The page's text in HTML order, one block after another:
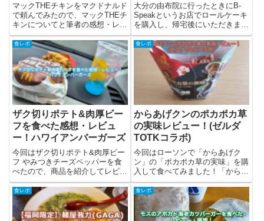
マックTHEチキンをマクドナルド
で頼んでみたので、マックTHEチ
キンについてと筆者の感想・レビ
ューを書きました。マックTHEチ
キンって？マックTHEチキンは
11月1日(水)から期間限定で、マ
クドナルドで販売されているサク
サクのフライドチキン...
大分の由布院に行ったときにB-
Speakというお店でロールケーキ
を購入し、帰宅後にいただきまし
た！このロールケーキは「Pロー
ル」という名前とのこと、Pロー
ルのレビュー(感想)や関連情報に
ついて書いています。B-speakと
は？B-speak...
食レポ
ザク切りポテト&肉厚ビー
フを食べた感想・レビュ
ー！ハワイアンバーガーズ
今回はザク切りポテト&肉厚ビー
フ やみつきチーズペッパーを食
べたので、商品を紹介してレビュ
ーと感想を書きました。マックフ
ィズブルーハワイも一緒に飲んだ
ので、感想を書いてみました。ザ
ク切りポテト&肉厚ビーフ やみつ
きチーズペッパーとは？ザク切...
食レポ
からあげクンのポカポカ草
の実味レビュー！(ゼルダ
TOTKコラボ)
今回はローソンで「からあげク
ン」の「ポカポカ草の実味」を購
入して食べてみました！「からあ
げクン ポカポカ草の実味」の情
報をまとめた後にレビュー(感想)
をしていきます。からあげクン
ポカポカ草の実味とは？「からあ
げクン ポカポカ草の実味」
食レポ 食レポ